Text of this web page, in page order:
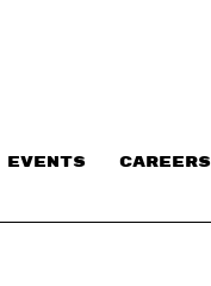
EVENTS CAREERS